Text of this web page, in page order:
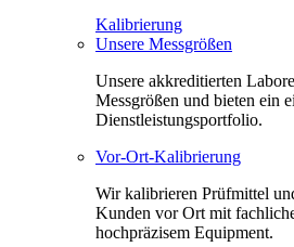
Kalibrierung
Unsere Messgrößen
Unsere akkreditierten
Messgrößen und bieten ein
Dienstleistungsportfolio.
Vor-Ort-Kalibrierung
Wir kalibrieren Prüfmittel
Kunden vor Ort mit
hochpräzisem Equipment.